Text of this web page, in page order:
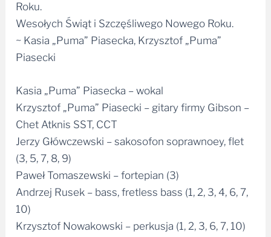
Roku.
Wesołych Świąt i Szczęśliwego Nowego Roku.
~ Kasia „Puma” Piasecka, Krzysztof „Puma”
Piasecki
Kasia „Puma” Piasecka – wokal
Krzysztof „Puma” Piasecki – gitary firmy Gibson –
Chet Atknis SST, CCT
Jerzy Główczewski – sakosofon soprawnoey, flet
(3, 5, 7, 8, 9)
Paweł Tomaszewski – fortepian (3)
Andrzej Rusek – bass, fretless bass (1, 2, 3, 4, 6, 7,
10)
Krzysztof Nowakowski – perkusja (1, 2, 3, 6, 7, 10)